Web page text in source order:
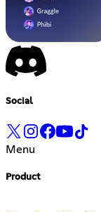
Social
Menu
Product